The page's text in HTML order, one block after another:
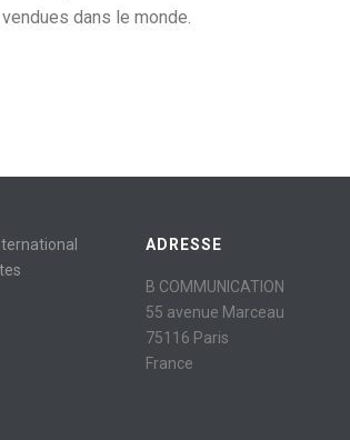
dans le monde.
ADRESSE
B COMMUNICATION
55 avenue Marceau
75116 Paris
France